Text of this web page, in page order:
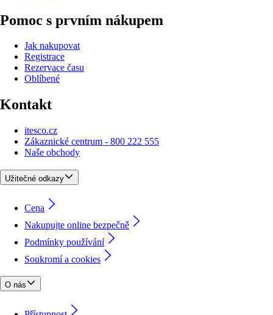
Pomoc s prvním nákupem
Jak nakupovat
Registrace
Rezervace času
Oblíbené
Kontakt
itesco.cz
Zákaznické centrum - 800 222 555
Naše obchody
Užitečné odkazy
Cena
Nakupujte online bezpečně
Podmínky používání
Soukromí a cookies
O nás